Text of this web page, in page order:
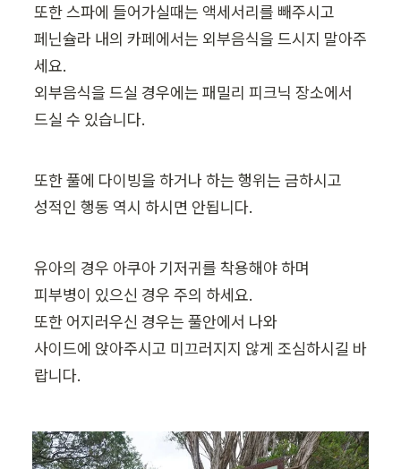
또한 스파에 들어가실때는 액세서리를 빼주시고
페닌슐라 내의 카페에서는 외부음식을 드시지 말아주
세요.
외부음식을 드실 경우에는 패밀리 피크닉 장소에서
드실 수 있습니다.
또한 풀에 다이빙을 하거나 하는 행위는 금하시고
성적인 행동 역시 하시면 안됩니다.
유아의 경우 아쿠아 기저귀를 착용해야 하며
피부병이 있으신 경우 주의 하세요.
또한 어지러우신 경우는 풀안에서 나와
사이드에 앉아주시고 미끄러지지 않게 조심하시길 바
랍니다.